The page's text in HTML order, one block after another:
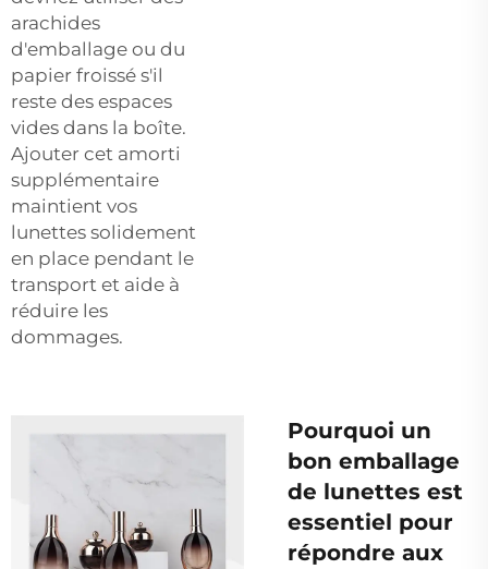
arachides
d'emballage ou du
papier froissé s'il
reste des espaces
vides dans la boîte.
Ajouter cet amorti
supplémentaire
maintient vos
lunettes solidement
en place pendant le
transport et aide à
réduire les
dommages.
Pourquoi un
bon emballage
de lunettes est
essentiel pour
répondre aux